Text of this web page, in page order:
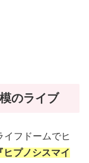
のライブ
フドームでヒ
ヒプノシスマイ